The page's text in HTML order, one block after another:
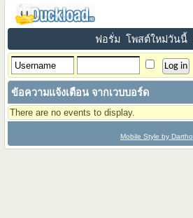
ฟอรั่ม โพสต์ใหม่วันนี้
ข้อความแจ้งเตือน จากเวบบอร์ด
There are no events to display.
Mobile Style by Dartho